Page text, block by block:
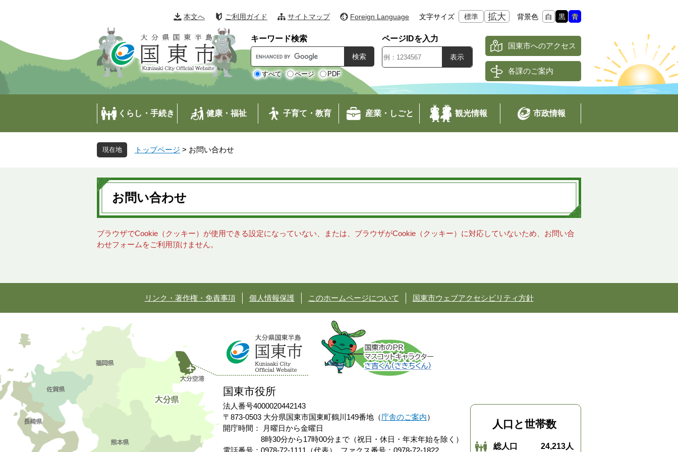
の
で
す
。
ー
ば
し
て
本文へ ご利用ガイド サイトマップ Foreign Language 文字サイズ 標準 拡大 背景色 白 黒 青
キーワード検索
o
o
l
すべて ページ PDF
ページIDを入力
国東市へのアクセス
各課のご案内
くらし・手続き 健康・福祉 子育て・教育 産業・しごと 観光情報 市政情報
トップページ > お問い合わせ
本
文
お問い合わせ
ブラウザでCookie（クッキー）が使用できる設定になっていない、または、ブラウザがCookie（クッキー）に対応していないため、お問い合
わせフォームをご利用頂けません。
リンク・著作権・免責事項 個人情報保護 このホームページについて 国東市ウェブアクセシビリティ方針
国東市役所
法人番号4000020442143
〒873-0503 大分県国東市国東町鶴川149番地（庁舎のご案内）
開庁時間：
月曜日から金曜日
8時30分から17時00分まで（祝日・休日・年末年始を除く）
電話番号：0978-72-1111（代表）
ファクス番号：0978-72-1822
人口と世帯数
総人口 24,213人